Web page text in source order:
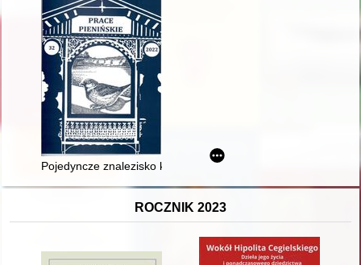
Pojedyncze znalezisko krzemienne w Muzeum w Starej
ROCZNIK 2023